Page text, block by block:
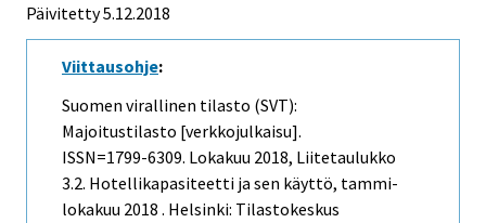
Päivitetty 5.12.2018
Viittausohje:
Suomen virallinen tilasto (SVT):
Majoitustilasto [verkkojulkaisu].
ISSN=1799-6309. Lokakuu 2018, Liitetaulukko
3.2. Hotellikapasiteetti ja sen käyttö, tammi-
lokakuu 2018 . Helsinki: Tilastokeskus